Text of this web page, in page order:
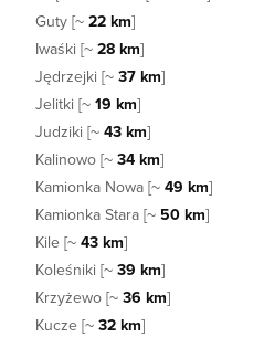
Guty [~ 22 km]
Iwaśki [~ 28 km]
Jędrzejki [~ 37 km]
Jelitki [~ 19 km]
Judziki [~ 43 km]
Kalinowo [~ 34 km]
Kamionka Nowa [~ 49 km]
Kamionka Stara [~ 50 km]
Kile [~ 43 km]
Koleśniki [~ 39 km]
Krzyżewo [~ 36 km]
Kucze [~ 32 km]